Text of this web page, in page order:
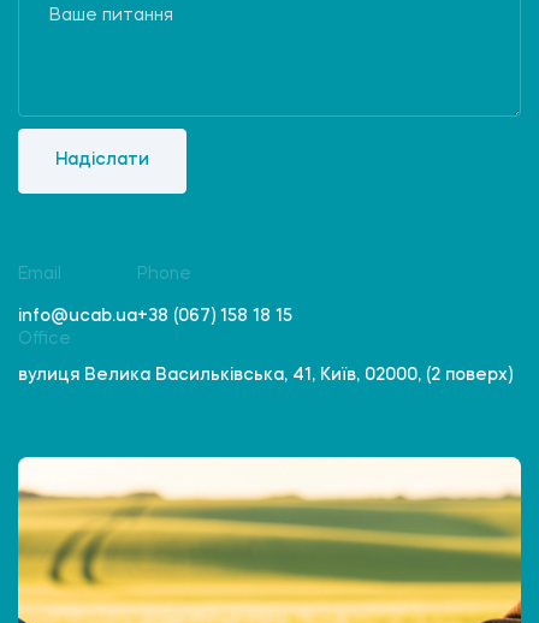
Надіслати
Email
info@ucab.ua
Phone
+38 (067) 158 18 15
Office
вулиця Велика Васильківська, 41, Київ, 02000, (2 поверх)